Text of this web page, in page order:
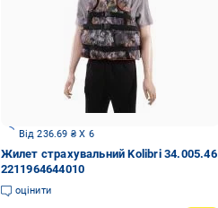
Від 236.69 ₴ X 6
Жилет страхувальний Kolibri 34.005.46
2211964644010
оцінити